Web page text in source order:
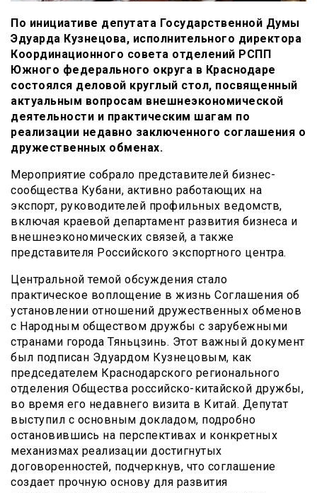
По инициативе депутата Государственной Думы
Эдуарда Кузнецова, исполнительного директора
Координационного совета отделений РСПП
Южного федерального округа в Краснодаре
состоялся деловой круглый стол, посвященный
актуальным вопросам внешнеэкономической
деятельности и практическим шагам по
реализации недавно заключенного соглашения о
дружественных обменах.
Мероприятие собрало представителей бизнес-
сообщества Кубани, активно работающих на
экспорт, руководителей профильных ведомств,
включая краевой департамент развития бизнеса и
внешнеэкономических связей, а также
представителя Российского экспортного центра.
Центральной темой обсуждения стало
практическое воплощение в жизнь Соглашения об
установлении отношений дружественных обменов
с Народным обществом дружбы с зарубежными
странами города Тяньцзинь. Этот важный документ
был подписан Эдуардом Кузнецовым, как
председателем Краснодарского регионального
отделения Общества российско-китайской дружбы,
во время его недавнего визита в Китай. Депутат
выступил с основным докладом, подробно
остановившись на перспективах и конкретных
механизмах реализации достигнутых
договоренностей, подчеркнув, что соглашение
создает прочную основу для развития